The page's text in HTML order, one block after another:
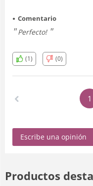
Comentario
Perfecto!
(1) (0)
1
Escribe una opinión
Productos